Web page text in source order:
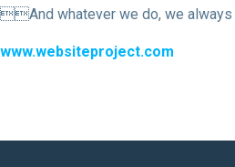
And whatever we do, we always
www.websiteproject.com